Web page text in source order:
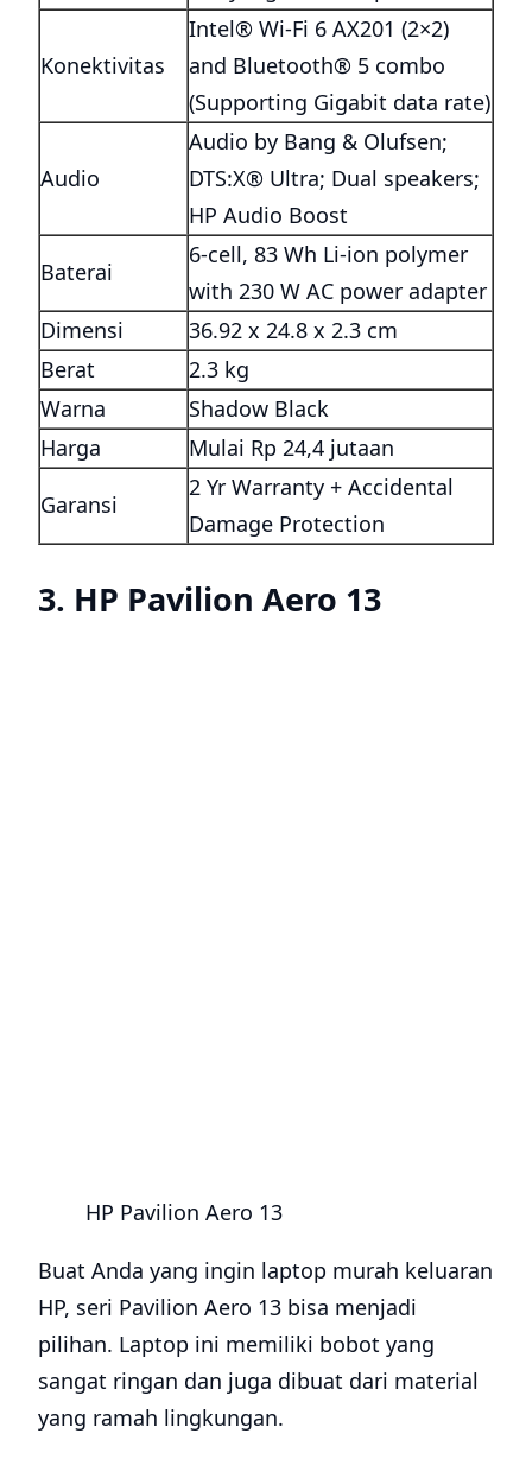
Konektivitas
Intel® Wi-Fi 6 AX201 (2×2)
and Bluetooth® 5 combo
(Supporting Gigabit data rate)
Audio
Audio by Bang & Olufsen;
DTS:X® Ultra; Dual speakers;
HP Audio Boost
Baterai
6-cell, 83 Wh Li-ion polymer
with 230 W AC power adapter
Dimensi
36.92 x 24.8 x 2.3 cm
Berat
2.3 kg
Warna
Shadow Black
Harga
Mulai Rp 24,4 jutaan
Garansi
2 Yr Warranty + Accidental
Damage Protection
3. HP Pavilion Aero 13
HP Pavilion Aero 13
Buat Anda yang ingin laptop murah keluaran
HP, seri Pavilion Aero 13 bisa menjadi
pilihan. Laptop ini memiliki bobot yang
sangat ringan dan juga dibuat dari material
yang ramah lingkungan.